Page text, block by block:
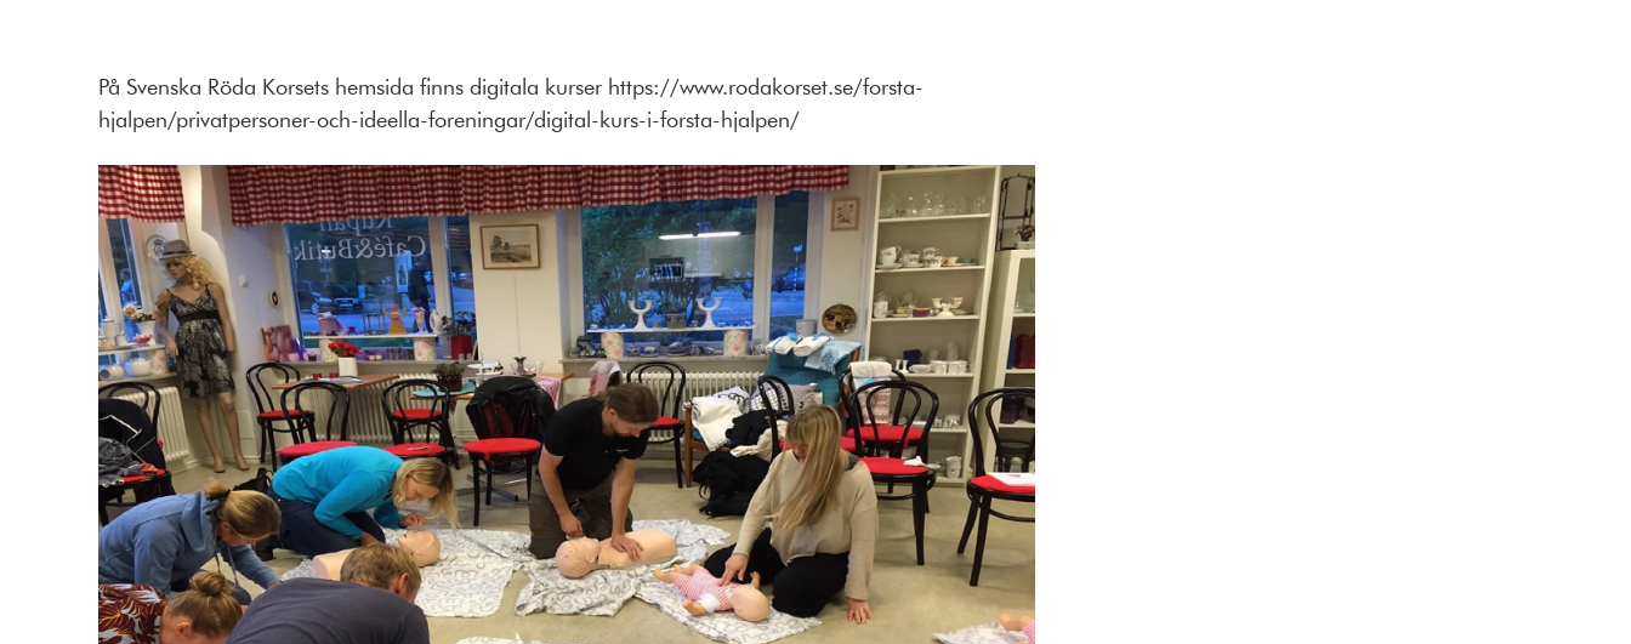
På Svenska Röda Korsets hemsida finns digitala kurser https://www.rodakorset.se/forsta-
hjalpen/privatpersoner-och-ideella-foreningar/digital-kurs-i-forsta-hjalpen/